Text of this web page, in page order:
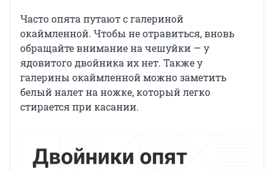
Часто опята путают с галериной
окаймленной. Чтобы не отравиться, вновь
обращайте внимание на чешуйки — у
ядовитого двойника их нет. Также у
галерины окаймленной можно заметить
белый налет на ножке, который легко
стирается при касании.